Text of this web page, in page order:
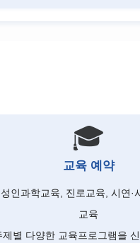
🎓
교육 예약
인과학교육, 진로교육, 시연
교육
제별 다양한 교육프로그램을